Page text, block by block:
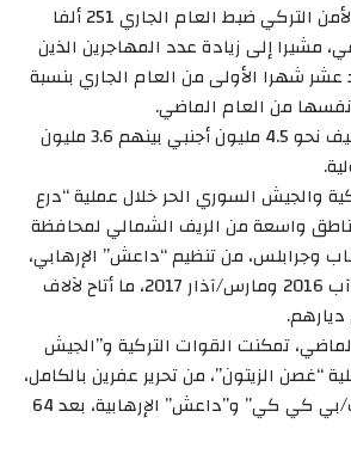
ولفت صويلو إلى أن الأمن التركي ضبط العام الجاري 251 ألفا
مشيرا إلى زيادة عدد المهاجرين الذين
شهرا الأولى من العام الجاري بنسبة
وأوضح أن تركيا تستضيف نحو 4.5 مليون أجنبي بينهم 3.6 مليون
والجيش السوري الحر خلال عملية “درع
واسعة من الريف الشمالي لمحافظة
وجرابلس، من تنظيم “داعش” الإرهابي،
في الفترة أغسطس/آب 2016 ومارس/آذار 2017، ما أتاح لآلاف
الماضي، تمكنت القوات التركية و”الجيش
“غصن الزيتون”، من تحرير عفرين بالكامل،
من تنظيمات “ي ب ك/بي كي كي” و”داعش” الإرهابية، بعد 64